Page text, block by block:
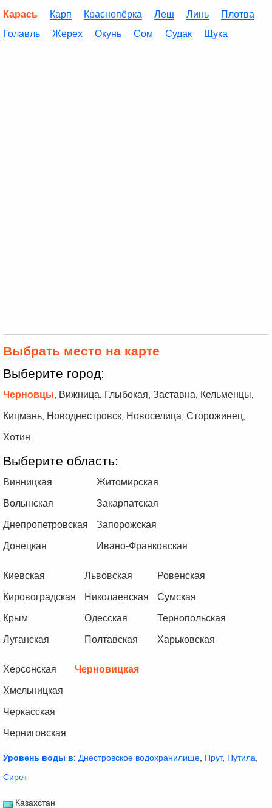
Карась Карп Краснопёрка Лещ Линь
Плотва
Голавль
Жерех Окунь Сом Судак Щука
Выбрать место на карте
Выберите город:
Черновцы Вижница Глыбокая Заставна Кельменцы
Кицмань Новоднестровск Новоселица Сторожинец
Хотин
Выберите область:
Винницкая
Волынская
Днепропетровская
Донецкая
Житомирская
Закарпатская
Запорожская
Ивано-Франковская
Киевская
Кировоградская
Крым
Луганская
Львовская
Николаевская
Одесская
Полтавская
Ровенская
Сумская
Тернопольская
Харьковская
Херсонская
Хмельницкая
Черкасская
Черниговская
Черновицкая
Уровень воды в: Днестровское водохранилище Прут, Путила
Сирет
Казахстан